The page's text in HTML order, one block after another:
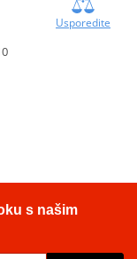
Usporedite
s našim